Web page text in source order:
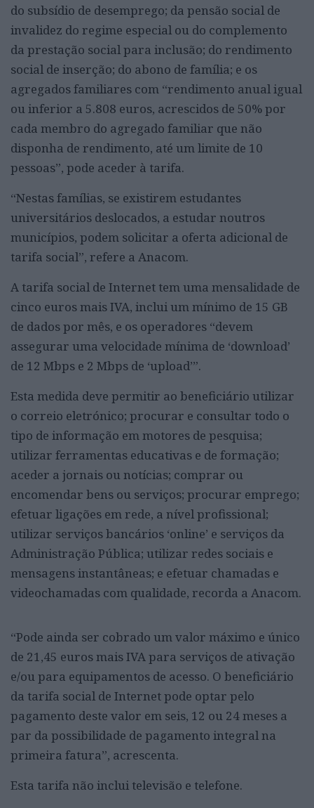
do subsídio de desemprego; da pensão social de
invalidez do regime especial ou do complemento
da prestação social para inclusão; do rendimento
social de inserção; do abono de família; e os
agregados familiares com “rendimento anual igual
ou inferior a 5.808 euros, acrescidos de 50% por
cada membro do agregado familiar que não
disponha de rendimento, até um limite de 10
pessoas”, pode aceder à tarifa.
“Nestas famílias, se existirem estudantes
universitários deslocados, a estudar noutros
municípios, podem solicitar a oferta adicional de
tarifa social”, refere a Anacom.
A tarifa social de Internet tem uma mensalidade de
cinco euros mais IVA, inclui um mínimo de 15 GB
de dados por mês, e os operadores “devem
assegurar uma velocidade mínima de ‘download’
de 12 Mbps e 2 Mbps de ‘upload’”.
Esta medida deve permitir ao beneficiário utilizar
o correio eletrónico; procurar e consultar todo o
tipo de informação em motores de pesquisa;
utilizar ferramentas educativas e de formação;
aceder a jornais ou notícias; comprar ou
encomendar bens ou serviços; procurar emprego;
efetuar ligações em rede, a nível profissional;
utilizar serviços bancários ‘online’ e serviços da
Administração Pública; utilizar redes sociais e
mensagens instantâneas; e efetuar chamadas e
videochamadas com qualidade, recorda a Anacom.
“Pode ainda ser cobrado um valor máximo e único
de 21,45 euros mais IVA para serviços de ativação
e/ou para equipamentos de acesso. O beneficiário
da tarifa social de Internet pode optar pelo
pagamento deste valor em seis, 12 ou 24 meses a
par da possibilidade de pagamento integral na
primeira fatura”, acrescenta.
Esta tarifa não inclui televisão e telefone.